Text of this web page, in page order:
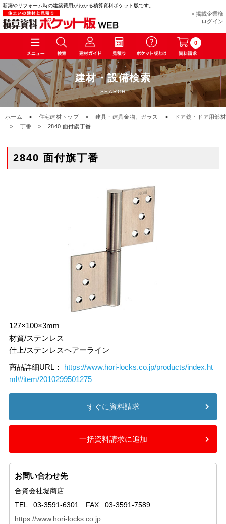
新築やリフォーム時の建築費用がわかる積算資料ポケット版です。
> 掲載企業様
ログイン
0
建材・設備検索
SEARCH
ホーム > 住宅建材トップ > 建具・建具金物、ガラス >
ドア錠・ドア用部材
>
丁番 > 2840 面付旗丁番
2840 面付旗丁番
127×100×3mm
材質/ステンレス
仕上/ステンレスヘアーライン
商品詳細URL： https://www.hori-locks.co.jp/products/index.ht
ml#/item/2010299501275
すぐに資料請求
一括資料請求に追加
お問い合わせ先
合資会社堀商店
TEL : 03-3591-6301 FAX : 03-3591-7589
https://www.hori-locks.co.jp